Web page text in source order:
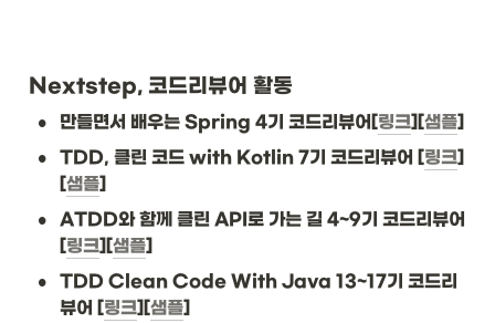
Nextstep, 코드리뷰어 활동
• 만들면서 배우는 Spring 4기 코드리뷰어[링크][샘플]
• TDD, 클린 코드 with Kotlin 7기 코드리뷰어 [링크]
[샘플]
• ATDD와 함께 클린 API로 가는 길 4~9기 코드리뷰어
[링크][샘플]
• TDD Clean Code With Java 13~17기 코드리
뷰어 [링크][샘플]